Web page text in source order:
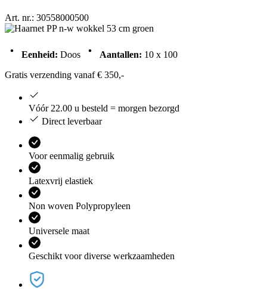
Art. nr.: 30558000500
Eenheid: Doos Aantallen: 10 x 100
Gratis verzending vanaf € 350,-
Vóór 22.00 u besteld = morgen bezorgd
Direct leverbaar
Voor eenmalig gebruik
Latexvrij elastiek
Non woven Polypropyleen
Universele maat
Geschikt voor diverse werkzaamheden